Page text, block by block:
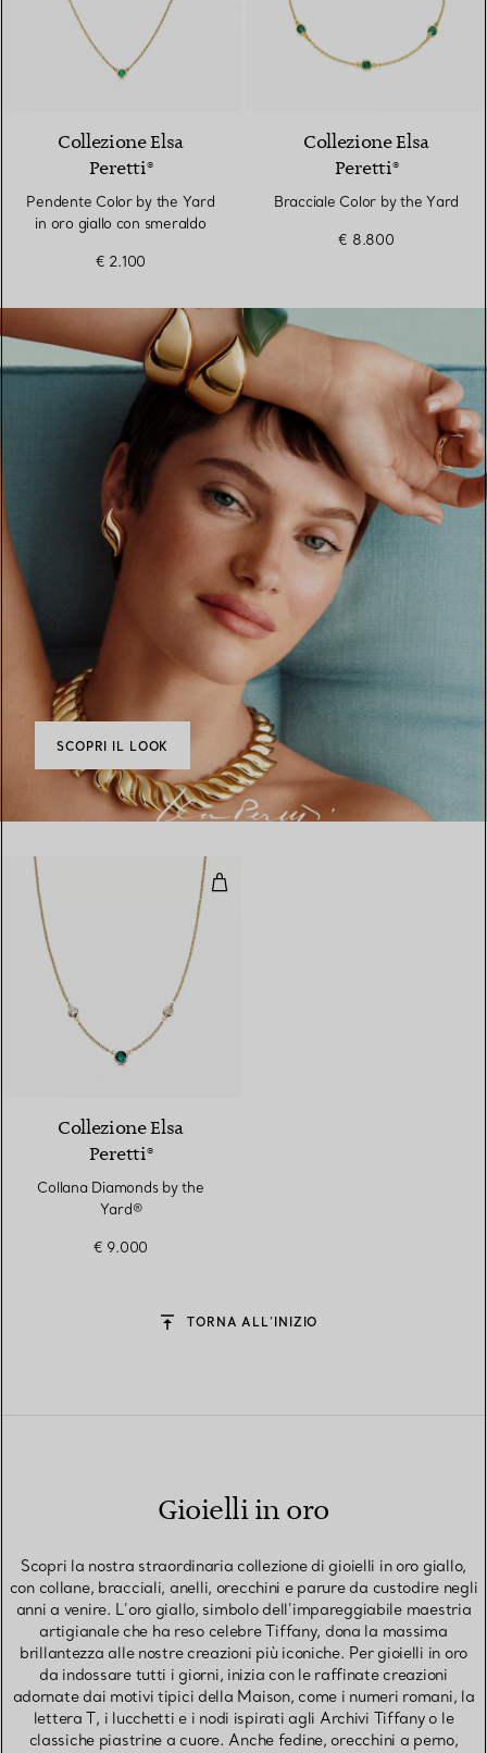
Collezione Elsa
Peretti®
Pendente Color by the Yard
in oro giallo con smeraldo
€ 2.100
Collezione Elsa
Peretti®
Bracciale Color by the Yard
€ 8.800
SCOPRI IL LOOK
Collana Diamonds by the Yard®
Collezione Elsa
Peretti®
Collana Diamonds by the
Yard®
€ 9.000
TORNA ALL’INIZIO
Gioielli in oro
Scopri la nostra straordinaria collezione di gioielli in oro giallo,
con collane, bracciali, anelli, orecchini e parure da custodire negli
anni a venire. L’oro giallo, simbolo dell’impareggiabile maestria
artigianale che ha reso celebre Tiffany, dona la massima
brillantezza alle nostre creazioni più iconiche. Per gioielli in oro
da indossare tutti i giorni, inizia con le raffinate creazioni
adornate dai motivi tipici della Maison, come i numeri romani, la
lettera T, i lucchetti e i nodi ispirati agli Archivi Tiffany o le
classiche piastrine a cuore. Anche fedine, orecchini a perno,